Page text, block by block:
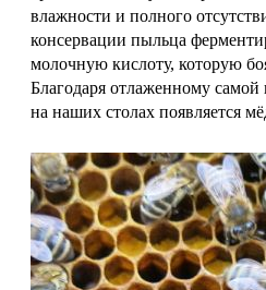
влажности и полного
консервации пыльца
молочную кислоту, которую
Благодаря отлаженному самой
на наших столах появляется